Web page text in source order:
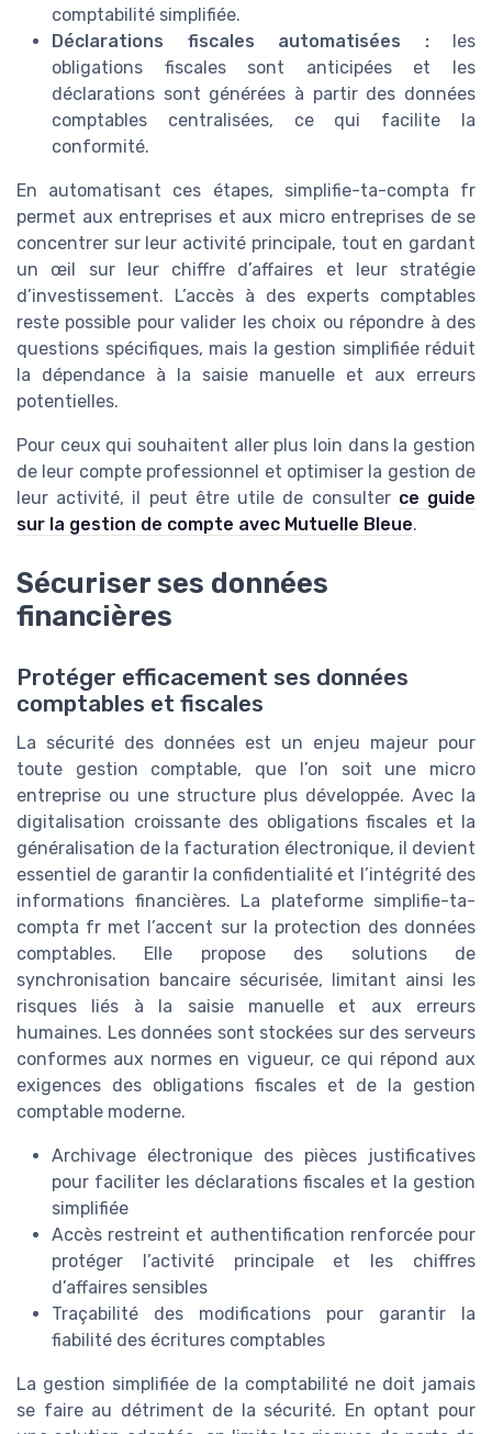
comptabilité simplifiée.
Déclarations fiscales automatisées :les
obligations fiscales sont anticipées et les
déclarations sont générées à partir des données
comptables centralisées, ce qui facilite la
conformité.
En automatisant ces étapes, simplifie-ta-compta fr
permet aux entreprises et aux micro entreprises de se
concentrer sur leur activité principale, tout en gardant
un œil sur leur chiffre d’affaires et leur stratégie
d’investissement. L’accès à des experts comptables
reste possible pour valider les choix ou répondre à des
questions spécifiques, mais la gestion simplifiée réduit
la dépendance à la saisie manuelle et aux erreurs
potentielles.
Pour ceux qui souhaitent aller plus loin dans la gestion
de leur compte professionnel et optimiser la gestion de
leur activité, il peut être utile de consulter ce guide
sur la gestion de compte avec Mutuelle Bleue.
Sécuriser ses données
financières
Protéger efficacement ses données
comptables et fiscales
La sécurité des données est un enjeu majeur pour
toute gestion comptable, que l’on soit une micro
entreprise ou une structure plus développée. Avec la
digitalisation croissante des obligations fiscales et la
généralisation de la facturation électronique, il devient
essentiel de garantir la confidentialité et l’intégrité des
informations financières. La plateforme simplifie-ta-
compta fr met l’accent sur la protection des données
comptables. Elle propose des solutions de
synchronisation bancaire sécurisée, limitant ainsi les
risques liés à la saisie manuelle et aux erreurs
humaines. Les données sont stockées sur des serveurs
conformes aux normes en vigueur, ce qui répond aux
exigences des obligations fiscales et de la gestion
comptable moderne.
Archivage électronique des pièces justificatives
pour faciliter les déclarations fiscales et la gestion
simplifiée
Accès restreint et authentification renforcée pour
protéger l’activité principale et les chiffres
d’affaires sensibles
Traçabilité des modifications pour garantir la
fiabilité des écritures comptables
La gestion simplifiée de la comptabilité ne doit jamais
se faire au détriment de la sécurité. En optant pour